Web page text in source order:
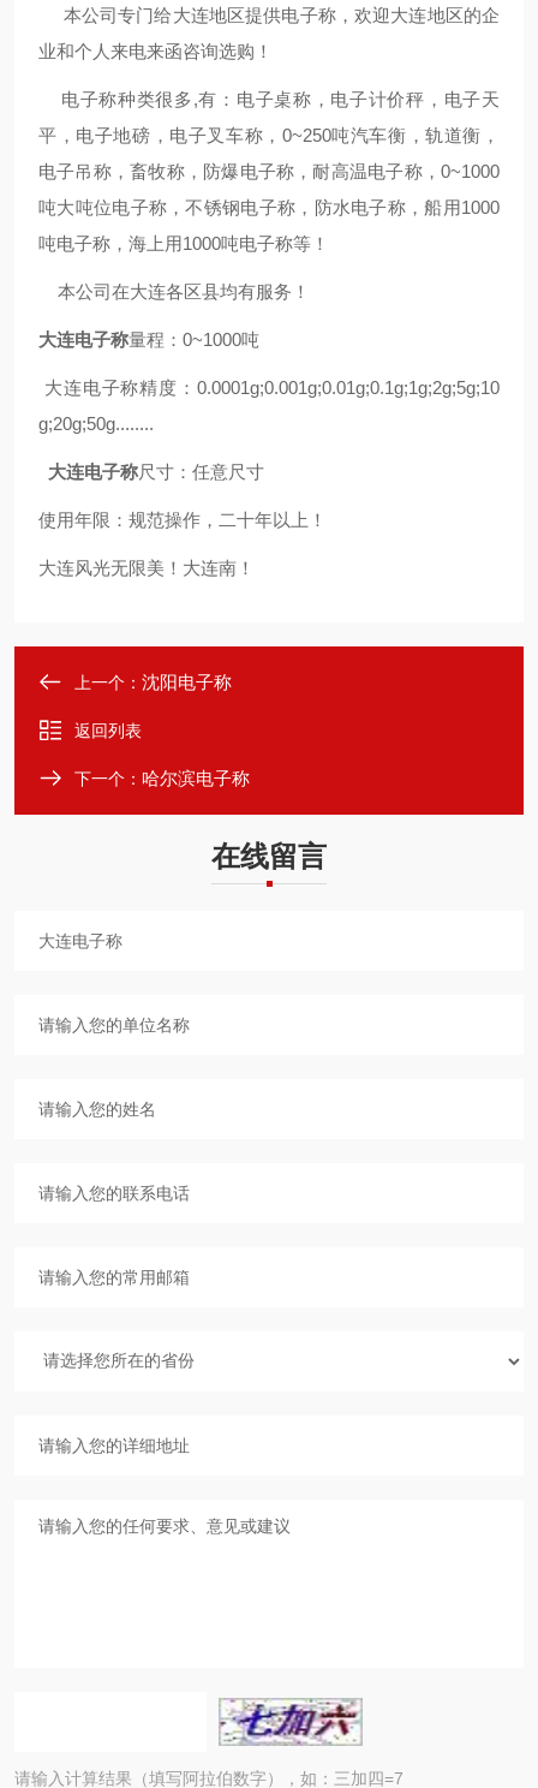
本公司专门给大连地区提供电子称，欢迎大连地区的企
业和个人来电来函咨询选购！
电子称种类很多,有：电子桌称，电子计价秤，电子天
平，电子地磅，电子叉车称，0~250吨汽车衡，轨道衡，
电子吊称，畜牧称，防爆电子称，耐高温电子称，0~1000
吨大吨位电子称，不锈钢电子称，防水电子称，船用1000
吨电子称，海上用1000吨电子称等！
本公司在大连各区县均有服务！
大连电子称量程：0~1000吨
大连电子称精度：0.0001g;0.001g;0.01g;0.1g;1g;2g;5g;10
g;20g;50g........
大连电子称尺寸：任意尺寸
使用年限：规范操作，二十年以上！
大连风光无限美！大连南！
上一个： 沈阳电子称
返回列表
下一个： 哈尔滨电子称
在线留言
请输入计算结果（填写阿拉伯数字），如：三加四=7